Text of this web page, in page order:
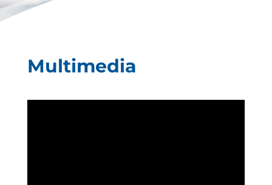
Multimedia